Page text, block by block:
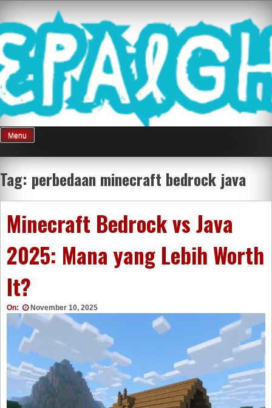
content
Mnepalghopa
Review Game
Terkini Paling
Seluruh Di
Indonesia
Menu
Tag: perbedaan minecraft bedrock java
Minecraft Bedrock vs Java
2025: Mana yang Lebih Worth
It?
On: November 10, 2025